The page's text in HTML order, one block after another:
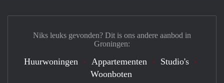
Niks leuks gevonden? Dit is ons andere aanbod in
Groningen:
Huurwoningen Appartementen
Studio's
Woonboten